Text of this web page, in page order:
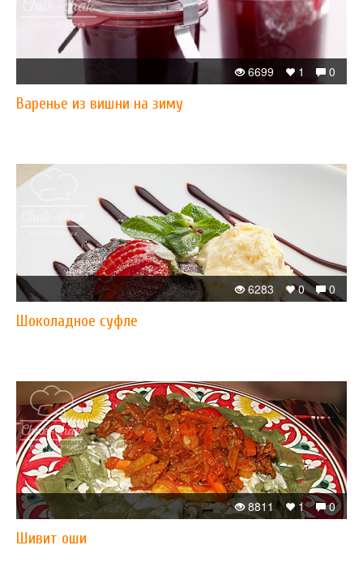
0
1
6699
Варенье из вишни на зиму
0
0
6283
Шоколадное суфле
0
1
8811
Шивит оши